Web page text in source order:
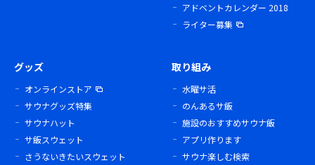
アドベントカレンダー 2018
ライター募集
グッズ
オンラインストア
サウナグッズ特集
サウナハット
サ飯スウェット
さうないきたいスウェット
取り組み
水曜サ活
のんあるサ飯
施設のおすすめサウナ飯
アプリ作ります
サウナ楽しむ検索